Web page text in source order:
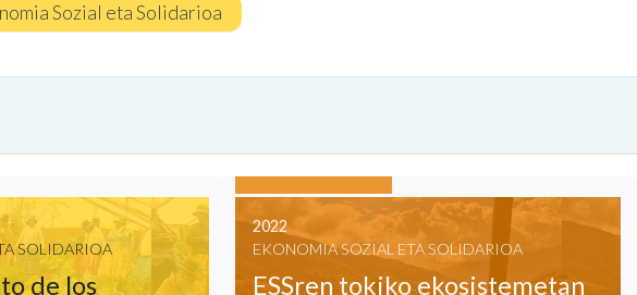
Sozial eta Solidarioa
SOLIDARIOA
de los
2022
EKONOMIA SOZIAL ETA SOLIDARIOA
ESSren tokiko ekosistemetan